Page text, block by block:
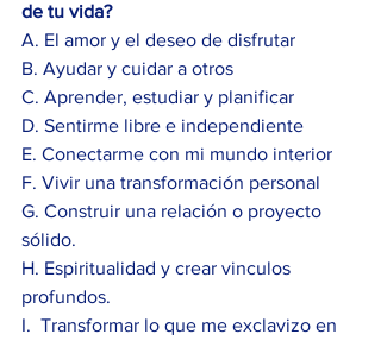
de tu vida?
A. El amor y el deseo de disfrutar
B. Ayudar y cuidar a otros
C. Aprender, estudiar y planificar
D. Sentirme libre e independiente
E. Conectarme con mi mundo interior
F. Vivir una transformación personal
G. Construir una relación o proyecto
sólido.
H. Espiritualidad y crear vinculos
profundos.
I.  Transformar lo que me exclavizo en